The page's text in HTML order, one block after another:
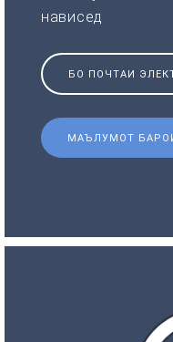
нависед
БО ПОЧТАИ
МАЪЛУМОТ